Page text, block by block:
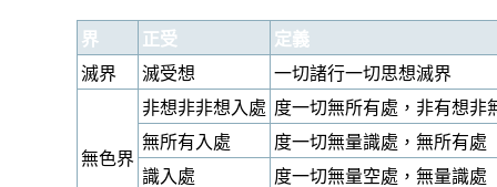
界 正受
定義
滅界
滅受想 一切諸行一切思想滅界
無色界
非想非非想入處 度一切無所有處，非有想非
無所有入處
度一切無量識處，無所有處
識入處
度一切無量空處，無量識處